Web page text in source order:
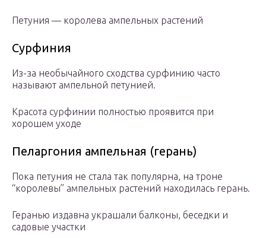
Петуния — королева ампельных растений
Сурфиния
Из-за необычайного сходства сурфинию часто
называют ампельной петунией.
Красота сурфинии полностью проявится при
хорошем уходе
Пеларгония ампельная (герань)
Пока петуния не стала так популярна, на троне
“королевы” ампельных растений находилась герань.
Геранью издавна украшали балконы, беседки и
садовые участки